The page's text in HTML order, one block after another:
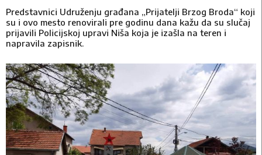
Predstavnici Udruženju građana „Prijatelji Brzog Broda“ koji
su i ovo mesto renovirali pre godinu dana kažu da su slučaj
prijavili Policijskoj upravi Niša koja je izašla na teren i
napravila zapisnik.